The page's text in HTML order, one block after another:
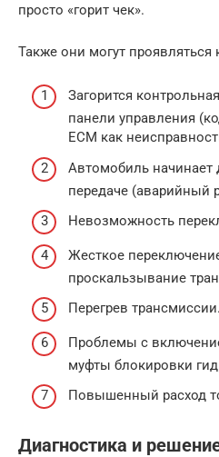
просто «горит чек».
Также они могут проявляться
Загорится
панели управления
ECM как
Автомобиль начинает
передаче (аварийный
Невозможность
Жесткое
проскальзывание
Перегрев трансмиссии.
Проблемы с
муфты блокировки
Повышенный расход
Диагностика и